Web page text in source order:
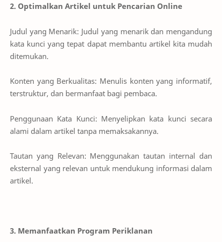
2. Optimalkan Artikel untuk Pencarian Online
Judul yang Menarik: Judul yang menarik dan mengandung
kata kunci yang tepat dapat membantu artikel kita mudah
ditemukan.
Konten yang Berkualitas: Menulis konten yang informatif,
terstruktur, dan bermanfaat bagi pembaca.
Penggunaan Kata Kunci: Menyelipkan kata kunci secara
alami dalam artikel tanpa memaksakannya.
Tautan yang Relevan: Menggunakan tautan internal dan
eksternal yang relevan untuk mendukung informasi dalam
artikel.
3. Memanfaatkan Program Periklanan